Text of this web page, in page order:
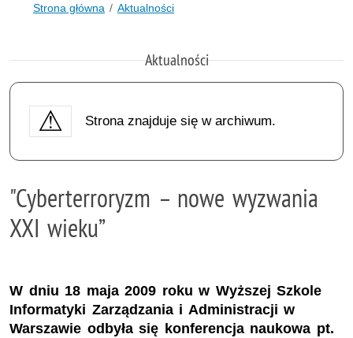
Strona główna Aktualności
Aktualności
Strona znajduje się w archiwum.
"Cyberterroryzm – nowe wyzwania
XXI wieku”
W dniu 18 maja 2009 roku w Wyższej Szkole
Informatyki Zarządzania i Administracji w
Warszawie odbyła się konferencja naukowa pt.